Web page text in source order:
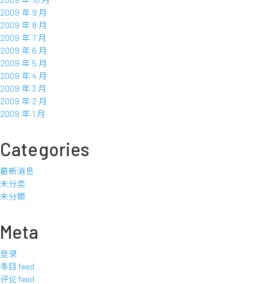
2009 年 9 月
2009 年 8 月
2009 年 7 月
2009 年 6 月
2009 年 5 月
2009 年 4 月
2009 年 3 月
2009 年 2 月
2009 年 1 月
Categories
最新消息
未分类
未分類
Meta
登录
条目 feed
评论 feed